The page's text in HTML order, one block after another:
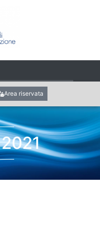
Area riservata